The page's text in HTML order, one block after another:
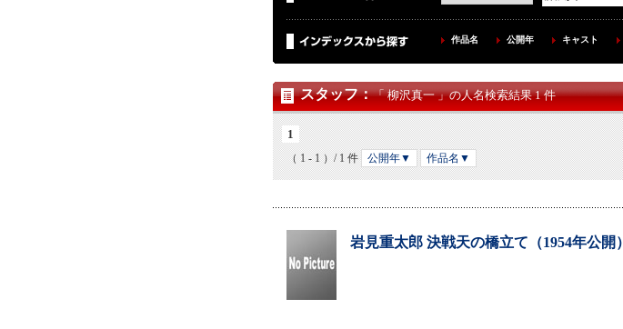
作品名 公開年 キャスト
スタッフ：「 柳沢真一 」の人名検索結果 1 件
1
（ 1 - 1 ）/ 1 件 公開年▼ 作品名▼
岩見重太郎 決戦天の橋立て（1954年公開）